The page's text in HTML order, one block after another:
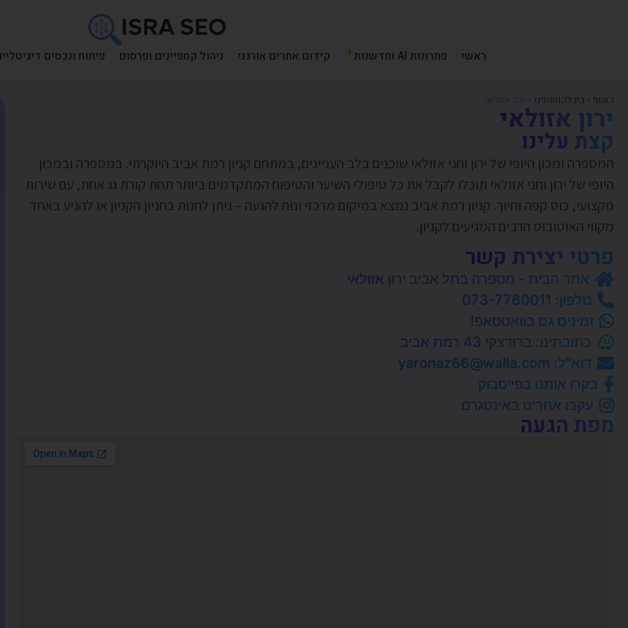
ראשי פתרונות AI וחדשנות קידום אתרים אורגני ניהול קמפיינים ופרסום פיתוח ונכסים
ראשי »בין לקוחותינו
ירון אזולאי
קצת עלינו
המספרה ומכון היופי של ירון וחני אזולאי שוכנים בלב העניינים, במתחם קניון רמת אביב היוקרתי. במספרה ובמכון
היופי של ירון וחני אזולאי תוכלו לקבל את כל טיפולי השיער והטיפוח המתקדמים ביותר תחת קורת גג אחת, עם שירות
מקצועי, כוס קפה וחיוך. קניון רמת אביב נמצא במיקום מרכזי ונוח להגעה – ניתן לחנות בחניון הקניון או להגיע באחד
מקווי האוטובוס הרבים המגיעים לקניון.
פרטי יצירת קשר
אתר הבית - מספרה בתל אביב ירון אזולאי
טלפון: 073-7760011
זמינים גם בוואטסאפ!
כתובתינו: ברודצקי 43 רמת אביב
דוא"ל: yaronaz66@walla.com
בקרו אותנו בפייסבוק
עקבו אחרינו באינטגרם
מפת הגעה